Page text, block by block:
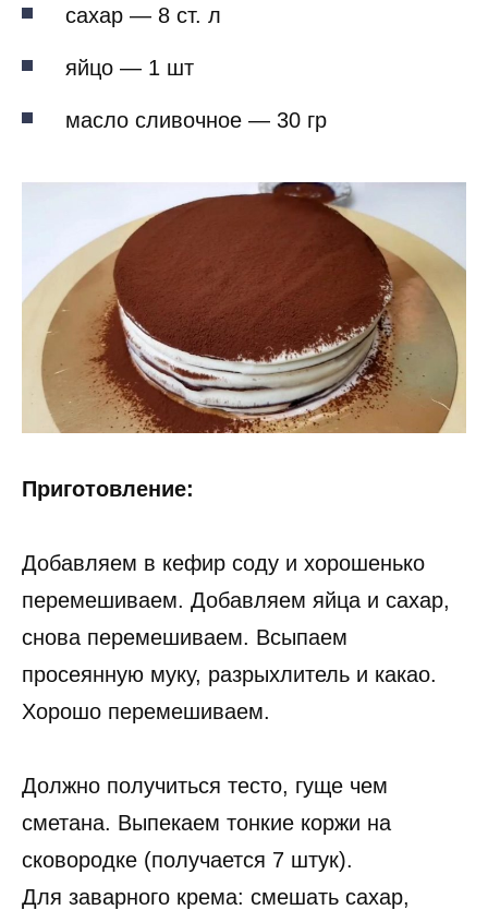
сахар — 8 ст. л
яйцо — 1 шт
масло сливочное — 30 гр
Приготовление:
Добавляем в кефир соду и хорошенько
перемешиваем. Добавляем яйца и сахар,
снова перемешиваем. Всыпаем
просеянную муку, разрыхлитель и какао.
Хорошо перемешиваем.
Должно получиться тесто, гуще чем
сметана. Выпекаем тонкие коржи на
сковородке (получается 7 штук).
Для заварного крема: смешать сахар,